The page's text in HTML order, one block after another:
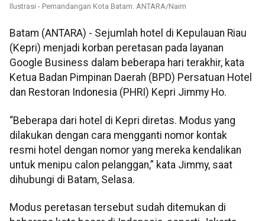
Ilustrasi - Pemandangan Kota Batam. ANTARA/Naim
Batam (ANTARA) - Sejumlah hotel di Kepulauan Riau
(Kepri) menjadi korban peretasan pada layanan
Google Business dalam beberapa hari terakhir, kata
Ketua Badan Pimpinan Daerah (BPD) Persatuan Hotel
dan Restoran Indonesia (PHRI) Kepri Jimmy Ho.
“Beberapa dari hotel di Kepri diretas. Modus yang
dilakukan dengan cara mengganti nomor kontak
resmi hotel dengan nomor yang mereka kendalikan
untuk menipu calon pelanggan,” kata Jimmy, saat
dihubungi di Batam, Selasa.
Modus peretasan tersebut sudah ditemukan di